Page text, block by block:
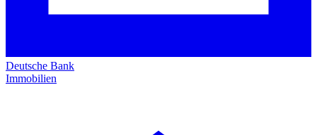
Deutsche Bank
Immobilien